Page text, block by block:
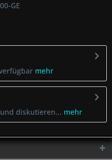
GE
mehr
diskutieren... mehr